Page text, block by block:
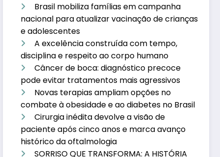
Brasil mobiliza famílias em campanha
nacional para atualizar vacinação de crianças
e adolescentes
A excelência construída com tempo,
disciplina e respeito ao corpo humano
Câncer de boca: diagnóstico precoce
pode evitar tratamentos mais agressivos
Novas terapias ampliam opções no
combate à obesidade e ao diabetes no Brasil
Cirurgia inédita devolve a visão de
paciente após cinco anos e marca avanço
histórico da oftalmologia
SORRISO QUE TRANSFORMA: A HISTÓRIA